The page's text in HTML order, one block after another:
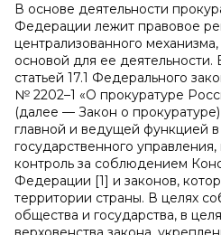
В основе деятельности
Федерации лежит правовое
централизованного
основой для ее деятельности.
статьей 17.1 Федерального
№ 2202–1 «О прокуратуре
(далее — Закон о
главной и ведущей функцией
государственного
контроль за соблюдением
Федерации [1] и законов,
территории страны. В целях
общества и государства, в